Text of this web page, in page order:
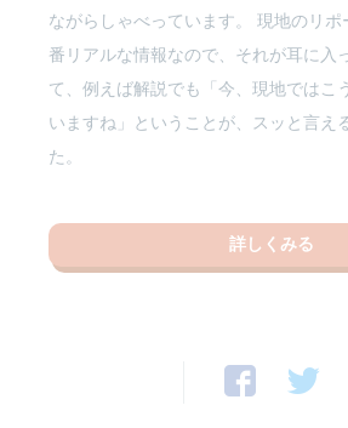
ながらしゃべっています。 現地のリポ
番リアルな情報なので、それが耳に入
て、例えば解説でも「今、現地ではこ
いますね」ということが、スッと言え
た。
詳しくみる